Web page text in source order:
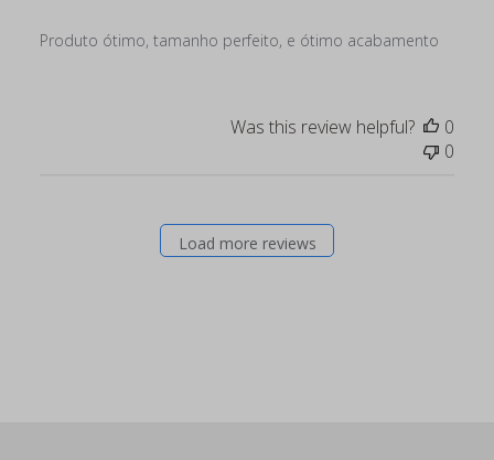
Produto ótimo, tamanho perfeito, e ótimo acabamento
Was this review helpful?
0
0
Load more reviews